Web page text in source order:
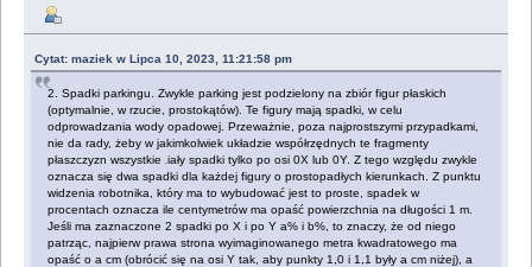
Cytat: maziek w Lipca 10, 2023, 11:21:58 pm
2. Spadki parkingu. Zwykle parking jest podzielony na zbiór figur płaskich
(optymalnie, w rzucie, prostokątów). Te figury mają spadki, w celu
odprowadzania wody opadowej. Przeważnie, poza najprostszymi przypadkami,
nie da rady, żeby w jakimkolwiek układzie współrzędnych te fragmenty
płaszczyzn wszystkie iały spadki tylko po osi 0X lub 0Y. Z tego względu zwykle
oznacza się dwa spadki dla każdej figury o prostopadłych kierunkach. Z punktu
widzenia robotnika, który ma to wybudować jest to proste, spadek w
procentach oznacza ile centymetrów ma opaść powierzchnia na długości 1 m.
Jeśli ma zaznaczone 2 spadki po X i po Y a% i b%, to znaczy, że od niego
patrząc, najpierw prawa strona wyimaginowanego metra kwadratowego ma
opaść o a cm (obrócić się na osi Y tak, aby punkty 1,0 i 1,1 były a cm niżej), a